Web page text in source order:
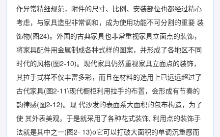
作异常精细规范，附件的尺寸、比例、安装部位也都经过精心
考虑，与家具造型非常调和，成为使用功能不可分割的重要 装
饰物(图24)。外国的古典家具也非常重视家具立面点的装饰，
将家具配件用金属制成各种式样的图案，并形成了各地区不同
时代的风格(图2-10)。现代家具仍然重视家具立面点的装饰，
其拉手式样不仅丰富多彩，而且在材料的选用上已远远超过了
古代家具(图2-11\现代橱柜利用拉手的布置，会形成有节奏的
韵律感(图2-12)。现 代沙发的表面系大面积的包布构造，为了
使 其外表美观，于是就采用了各种花式装饰, 利用点的装饰手
法就是其中之一(图2- 13)o它可以打破大面积的单调沉重感而